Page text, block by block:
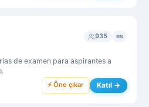
935 es
de examen para aspirantes a
⚡ Öne çıkar Katıl →